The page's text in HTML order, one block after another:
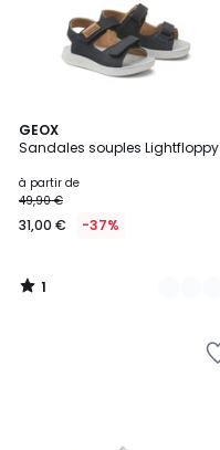
GEOX
Sandales souples Lightfloppy
à partir de
49,90 €
31,00 € -37%
1
/
3
Couleurs
1
/